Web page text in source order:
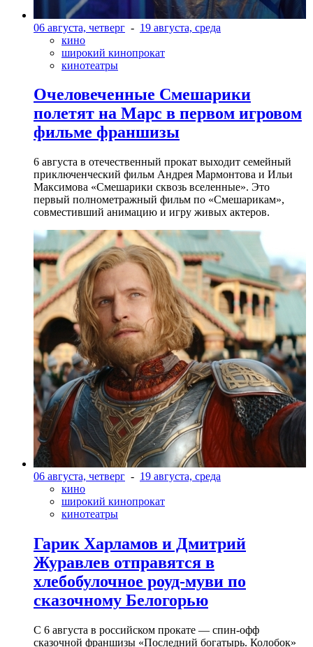
06 августа, четверг - 19 августа, среда
кино
широкий кинопрокат
кинотеатры
Очеловеченные Смешарики
полетят на Марс в первом игровом
фильме франшизы
6 августа в отечественный прокат выходит семейный
приключенческий фильм Андрея Мармонтова и Ильи
Максимова «Смешарики сквозь вселенные». Это
первый полнометражный фильм по «Смешарикам»,
совместивший анимацию и игру живых актеров.
06 августа, четверг - 19 августа, среда
кино
широкий кинопрокат
кинотеатры
Гарик Харламов и Дмитрий
Журавлев отправятся в
хлебобулочное роуд-муви по
сказочному Белогорью
С 6 августа в российском прокате — спин-офф
сказочной франшизы «Последний богатырь. Колобок»